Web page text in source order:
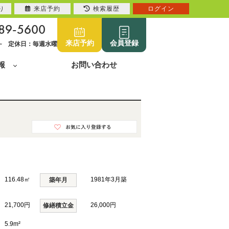
5600
定休日：毎週水曜 来店予約 会員登録
お問い合わせ
116.48㎡ 築年月 1981年3月築
21,700円 修繕積立金 26,000円
5.9m²
来店予約 検索履歴 ログイン